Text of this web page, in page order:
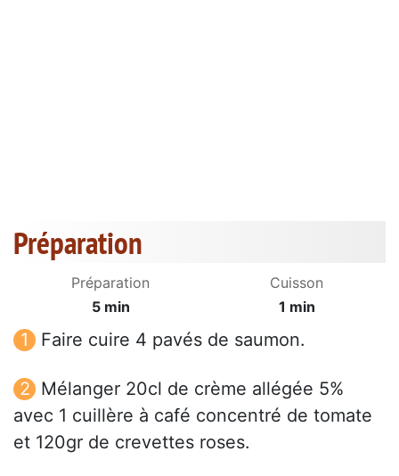
Préparation
Préparation
5 min
Cuisson
1 min
Faire cuire 4 pavés de saumon.
Mélanger 20cl de crème allégée 5%
avec 1 cuillère à café concentré de tomate
et 120gr de crevettes roses.